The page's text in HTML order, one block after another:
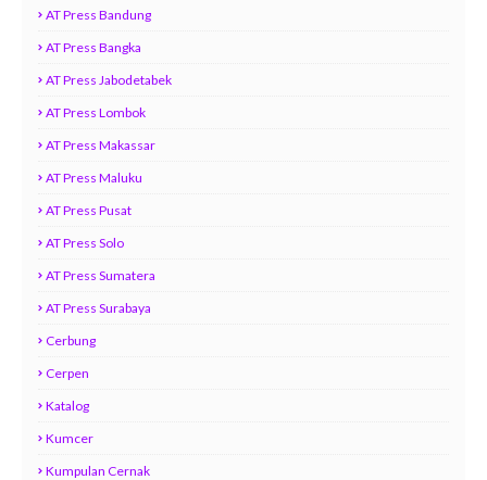
AT Press Bandung
AT Press Bangka
AT Press Jabodetabek
AT Press Lombok
AT Press Makassar
AT Press Maluku
AT Press Pusat
AT Press Solo
AT Press Sumatera
AT Press Surabaya
Cerbung
Cerpen
Katalog
Kumcer
Kumpulan Cernak